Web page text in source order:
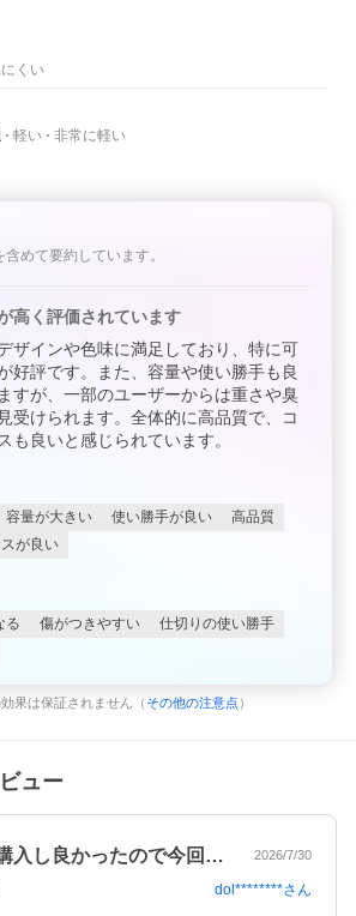
くい
軽い 非常に軽い
めて要約しています。
高く評価されています
ザインや色味に満足しており、特に可
好評です。また、容量や使い勝手も良
すが、一部のユーザーからは重さや臭
受けられます。全体的に高品質で、コ
も良いと感じられています。
容量が大きい 使い勝手が良い
高品質
が良い
る 傷がつきやすい
仕切りの使い勝手
果は保証されません（ その他の注意点 ）
ュー
以前Mサイズを購入し良かったので今回は… 2026/7/30
dol********さん